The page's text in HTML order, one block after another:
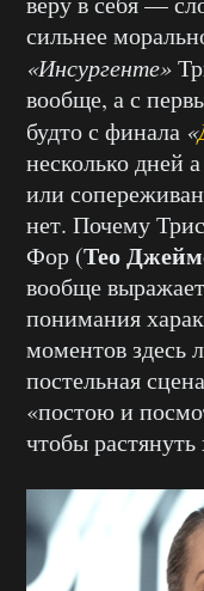
сильнее
«Инсургенте»
вообще, а с
будто с финала «
несколько дней
или
нет. Почему
Фор (Тео
вообще
понимания
моментов здесь
постельная
«постою и
чтобы